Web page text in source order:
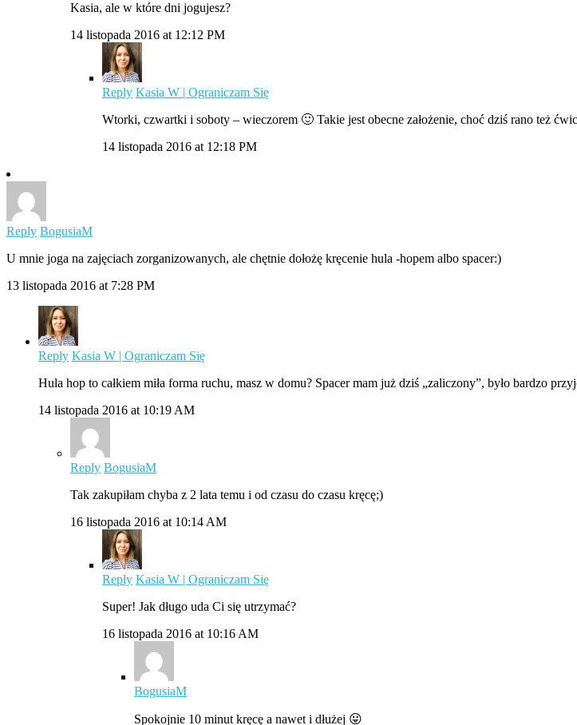
Kasia, ale w które dni jogujesz?
14 listopada 2016 at 12:12 PM
Reply Kasia W | Ograniczam Się
Wtorki, czwartki i soboty – wieczorem 🙂 Takie jest obecne założenie, choć dziś rano też
14 listopada 2016 at 12:18 PM
Reply BogusiaM
U mnie joga na zajęciach zorganizowanych, ale chętnie dołożę kręcenie hula -hopem albo spacer:)
13 listopada 2016 at 7:28 PM
Reply Kasia W | Ograniczam Się
Hula hop to całkiem miła forma ruchu, masz w domu? Spacer mam już dziś „zaliczony”, było bardzo
14 listopada 2016 at 10:19 AM
Reply BogusiaM
Tak zakupiłam chyba z 2 lata temu i od czasu do czasu kręcę;)
16 listopada 2016 at 10:14 AM
Reply Kasia W | Ograniczam Się
Super! Jak długo uda Ci się utrzymać?
16 listopada 2016 at 10:16 AM
BogusiaM
Spokojnie 10 minut kręcę a nawet i dłużej 😛